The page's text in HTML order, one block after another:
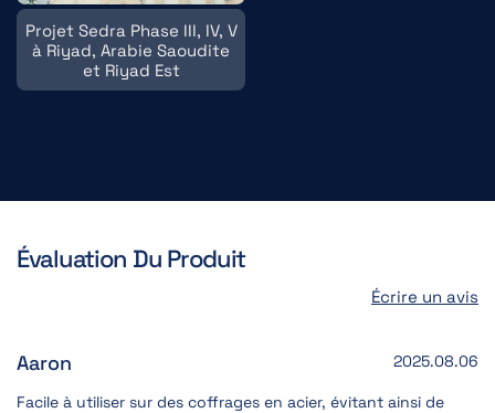
Projet Sedra Phase III, IV, V
à Riyad, Arabie Saoudite
et Riyad Est
Évaluation Du Produit
Écrire un avis
Aaron
2025.08.06
Facile à utiliser sur des coffrages en acier, évitant ainsi de